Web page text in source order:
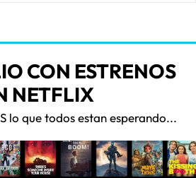
CON ESTRENOS
NETFLIX
lo que todos estan esperando...